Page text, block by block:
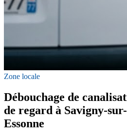
Zone locale
Débouchage de
de regard à Savigny-
Essonne